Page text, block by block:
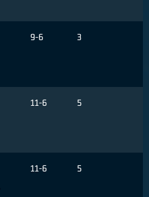
9-6 3
11-6 5
11-6 5